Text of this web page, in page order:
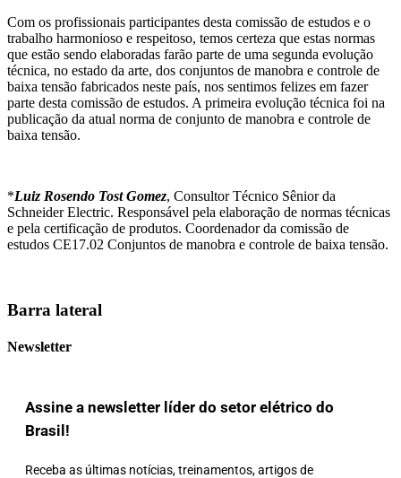
Com os profissionais participantes desta comissão de estudos e o
trabalho harmonioso e respeitoso, temos certeza que estas normas
que estão sendo elaboradas farão parte de uma segunda evolução
técnica, no estado da arte, dos conjuntos de manobra e controle de
baixa tensão fabricados neste país, nos sentimos felizes em fazer
parte desta comissão de estudos. A primeira evolução técnica foi na
publicação da atual norma de conjunto de manobra e controle de
baixa tensão.
*Luiz Rosendo Tost Gomez, Consultor Técnico Sênior da
Schneider Electric. Responsável pela elaboração de normas técnicas
e pela certificação de produtos. Coordenador da comissão de
estudos CE17.02 Conjuntos de manobra e controle de baixa tensão.
Barra lateral
Newsletter
Assine a newsletter líder do setor elétrico do
Brasil!
Receba as últimas notícias, treinamentos, artigos de